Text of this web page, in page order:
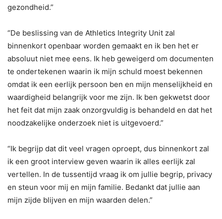
gezondheid.”
“De beslissing van de Athletics Integrity Unit zal
binnenkort openbaar worden gemaakt en ik ben het er
absoluut niet mee eens. Ik heb geweigerd om documenten
te ondertekenen waarin ik mijn schuld moest bekennen
omdat ik een eerlijk persoon ben en mijn menselijkheid en
waardigheid belangrijk voor me zijn. Ik ben gekwetst door
het feit dat mijn zaak onzorgvuldig is behandeld en dat het
noodzakelijke onderzoek niet is uitgevoerd.”
“Ik begrijp dat dit veel vragen oproept, dus binnenkort zal
ik een groot interview geven waarin ik alles eerlijk zal
vertellen. In de tussentijd vraag ik om jullie begrip, privacy
en steun voor mij en mijn familie. Bedankt dat jullie aan
mijn zijde blijven en mijn waarden delen.”